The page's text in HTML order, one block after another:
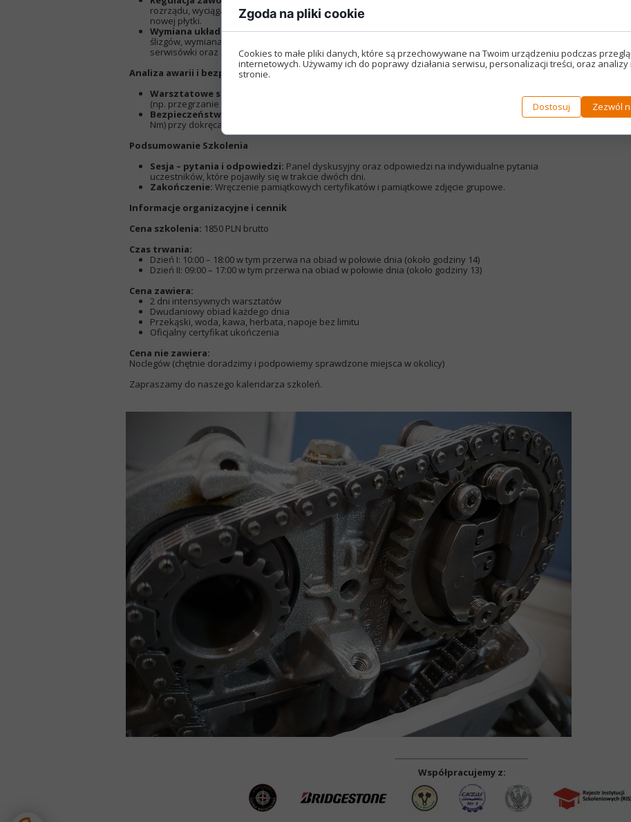
rozrządu, wyciąganie szklanek zaworowych, pomiar starej płytki mikrometrem i obliczanie grubości
nowej płytki.
Wymiana układu rozrządu:Weryfikacja stopnia zużycia i wyciągnięcia łańcucha oraz stanu
ślizgów, wymiana łańcuszka, reset i obsługa napinacza, prawidłowe ustawianie znaków według
serwisówki oraz próbny obrót wałem korbowym ręcznie.
Analiza awarii i bezpieczeństwo warsztatowe
Warsztatowe studia przypadków:
Analiza realnych przypadków awarii z praktyki warsztatowej
(np. przegrzanie silnika, zatarty termostat, skutki jazdy bez oleju).
Bezpieczeństwo gwintów:
Praca z kluczami dynamometrycznymi na małych momentach (6–12
Nm) przy dokręcaniu pokryw i wałków w delikatnych stopach aluminium.
Podsumowanie Szkolenia
Sesja – pytania i odpowiedzi: Panel dyskusyjny oraz odpowiedzi na indywidualne pytania
uczestników, które pojawiły się w trakcie dwóch dni.
Zakończenie: Wręczenie pamiątkowych certyfikatów i pamiątkowe zdjęcie grupowe.
Informacje organizacyjne i cennik
Cena szkolenia: 1850 PLN brutto
Czas trwania:
Dzień I: 10:00 – 18:00 w tym przerwa na obiad w połowie dnia (około godziny 14)
Dzień II: 09:00 – 17:00 w tym przerwa na obiad w połowie dnia (około godziny 13)
Cena zawiera:
2 dni intensywnych warsztatów
Dwudaniowy obiad każdego dnia
Przekąski, woda, kawa, herbata, napoje bez limitu
Oficjalny certyfikat ukończenia
Cena nie zawiera:
Noclegów (chętnie doradzimy i podpowiemy sprawdzone miejsca w okolicy)
Zapraszamy do naszego kalendarza szkoleń.
Współpracujemy z:
Zgoda na pliki cookie
Cookies to małe pliki danych, które są przechowywane na Twoim urządzeniu podczas
internetowych. Używamy ich do poprawy działania serwisu, personalizacji treści, oraz analizy
stronie.
Dostosuj Zezwól